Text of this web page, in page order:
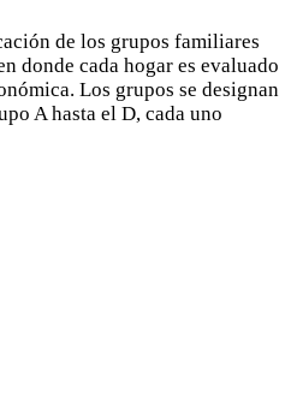
de los grupos familiares
donde cada hogar es evaluado
Los grupos se designan
A hasta el D, cada uno